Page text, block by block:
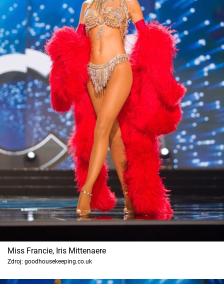
Miss Francie, Iris Mittenaere
Zdroj: goodhousekeeping.co.uk